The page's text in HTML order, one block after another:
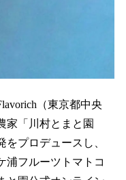
（東京都中央
家「川村とまと園
をプロデュースし、
浦フルーツトマトコ